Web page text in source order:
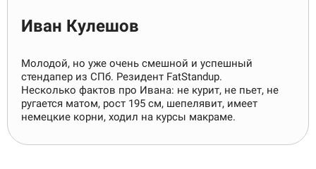
Иван Кулешов
Молодой, но уже очень смешной и успешный
стендапер из СПб. Резидент FatStandup.
Несколько фактов про Ивана: не курит, не пьет, не
ругается матом, рост 195 см, шепелявит, имеет
немецкие корни, ходил на курсы макраме.